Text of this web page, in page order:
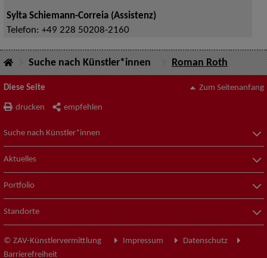
Sylta Schiemann-Correia (Assistenz)
Telefon: +49 228 50208-2160
Suche nach Künstler*innen Roman Roth
Diese Seite
drucken empfehlen
Zum Seitenanfang
Suche nach Künstler*innen
Aktuelles
Portfolio
Standorte
© ZAV-Künstlervermittlung Impressum
Datenschutz
Barrierefreiheit